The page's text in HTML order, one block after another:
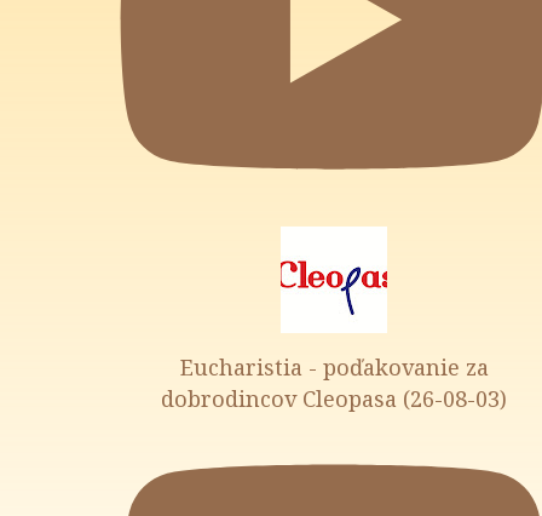
Eucharistia - poďakovanie za
dobrodincov Cleopasa (26-08-03)